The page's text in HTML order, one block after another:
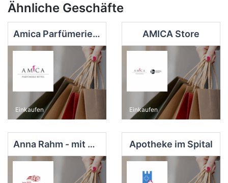
Ähnliche Geschäfte
Amica Parfümerie Bittel e.K.
Einkaufen
AMICA Store
Einkaufen
Anna Rahm - mit Büchern unterwegs Apotheke im Spital